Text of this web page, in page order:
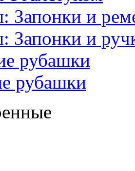
Запонки и
Запонки и
рубашки
рубашки